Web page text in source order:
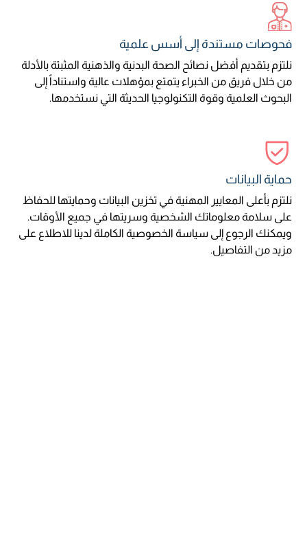
فحوصات مستندة إلى أسس علمية
نلتزم بتقديم أفضل نصائح الصحة البدنية والذهنية المثبتة بالأدلة
من خلال فريق من الخبراء يتمتع بمؤهلات عالية واستناداً إلى
البحوث العلمية وقوة التكنولوجيا الحديثة التي نستخدمها.
حماية البيانات
نلتزم بأعلى المعايير المهنية في تخزين البيانات وحمايتها للحفاظ
على سلامة معلوماتك الشخصية وسريتها في جميع الأوقات.
ويمكنك الرجوع إلى سياسة الخصوصية الكاملة لدينا للاطلاع على
مزيد من التفاصيل.